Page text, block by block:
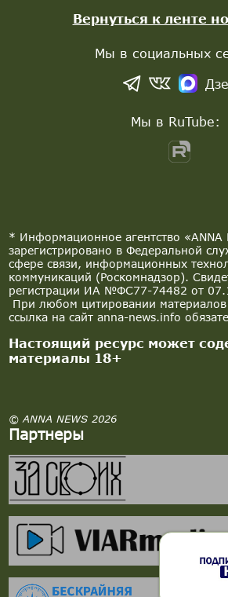
* Информационное агентство «ANNA
зарегистрировано в Федеральной
сфере связи, информационных
коммуникаций (Роскомнадзор).
регистрации ИА №ФС77-74482 от
При любом цитировании материалов
ссылка на сайт anna-news.info
Настоящий ресурс может
материалы 18+
© ANNA NEWS 2026
Партнеры
Вернуться к ленте
Мы в социальных
Мы в RuTube: